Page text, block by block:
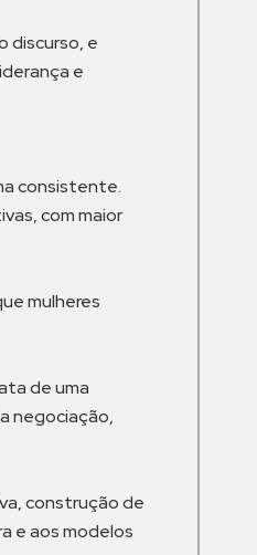
discurso, e
e
consistente.
com maior
mulheres
de uma
negociação,
construção de
e aos modelos